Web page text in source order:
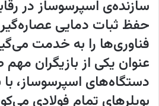
سازنده‌ی اسپرسوساز در
حفظ ثبات دمایی
فناوری‌ها را به خدمت
عنوان یکی از بازیگران
دستگاه‌های اسپرسوساز، با
بویلرهای تمام‌ فولادی